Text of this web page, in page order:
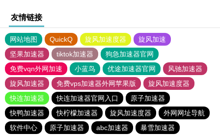
友情链接
网站地图 QuickQ 旋风加速度器
旋风加速
坚果加速器
tiktok加速器
狗急加速器官网
免费vqn外网加速
小蓝鸟 优途加速器官网
风驰加速器
旋风加速器
免费vps加速器外网苹果版
旋风加速度器
快连加速器
快连加速器官网入口
原子加速器
快鸭加速器
快柠檬加速器 旋风加速度器
外网网址导航
软件中心
原子加速器 abc加速器
暴雪加速器